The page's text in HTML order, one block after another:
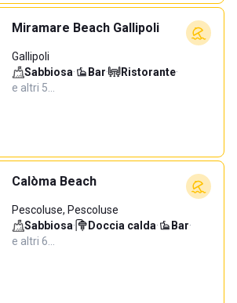
Miramare Beach Gallipoli
Gallipoli
Sabbiosa· Bar· Ristorante·
e altri 5…
Calòma Beach
Pescoluse, Pescoluse
Sabbiosa· Doccia calda· Bar·
e altri 6…